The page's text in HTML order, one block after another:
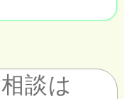
談は